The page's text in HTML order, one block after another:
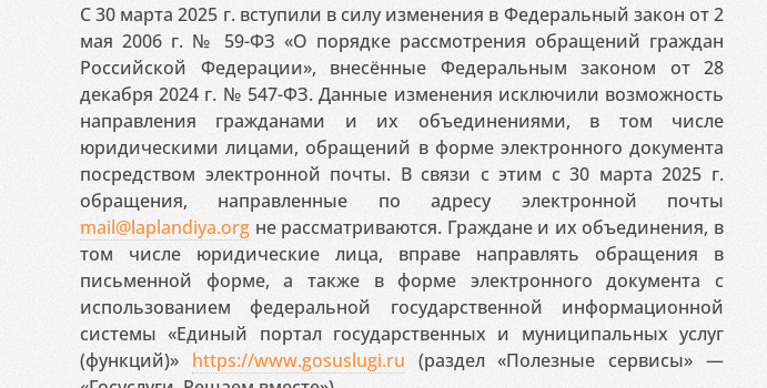
С 30 марта 2025 г. вступили в силу изменения в Федеральный закон от 2
мая 2006 г. № 59-ФЗ «О порядке рассмотрения обращений граждан
Российской Федерации», внесённые Федеральным законом от 28
декабря 2024 г. № 547-ФЗ. Данные изменения исключили возможность
направления гражданами и их объединениями, в том числе
юридическими лицами, обращений в форме электронного документа
посредством электронной почты. В связи с этим с 30 марта 2025 г.
обращения, направленные по адресу электронной почты
mail@laplandiya.org не рассматриваются. Граждане и их объединения, в
том числе юридические лица, вправе направлять обращения в
письменной форме, а также в форме электронного документа с
использованием федеральной государственной информационной
системы «Единый портал государственных и муниципальных услуг
(функций)» https://www.gosuslugi.ru (раздел «Полезные сервисы» —